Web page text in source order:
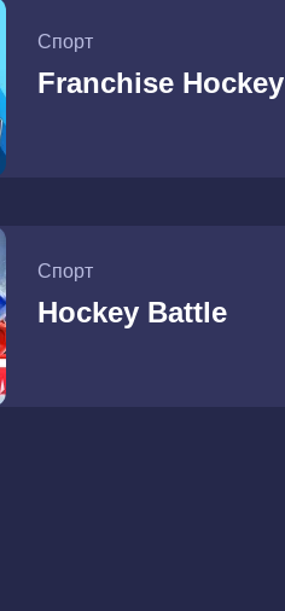
Спорт
Franchise Hockey
Спорт
Hockey Battle